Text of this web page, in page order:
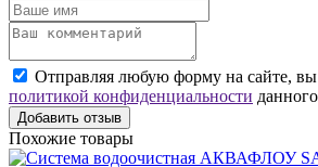
Отправляя любую форму на сайте, вы
политикой конфиденциальности
Добавить отзыв
Похожие товары